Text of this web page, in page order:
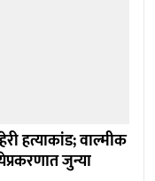
हत्याकांड; वाल्मीक
जुन्या